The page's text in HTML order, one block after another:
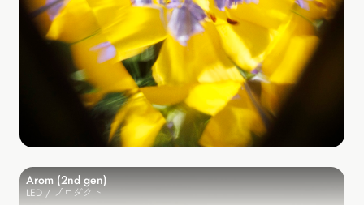
Arom (2nd gen)
LED / プロダクト